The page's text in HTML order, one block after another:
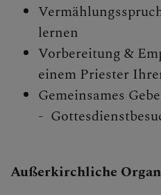
lernen
Vorbereitung &
einem Priester
Gemeinsames
-
Außerkirchliche